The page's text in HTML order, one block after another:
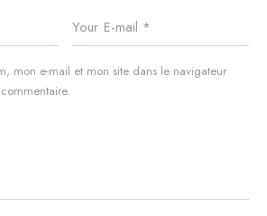
mon e-mail et mon site dans le navigateur